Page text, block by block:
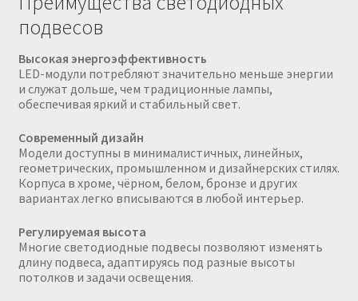
подвесов
Высокая энергоэффективность
LED-модули потребляют значительно меньше энергии
и служат дольше, чем традиционные лампы,
обеспечивая яркий и стабильный свет.
Современный дизайн
Модели доступны в минималистичных, линейных,
геометрических, промышленном и дизайнерских стилях.
Корпуса в хроме, чёрном, белом, бронзе и других
вариантах легко вписываются в любой интерьер.
Регулируемая высота
Многие светодиодные подвесы позволяют изменять
длину подвеса, адаптируясь под разные высоты
потолков и задачи освещения.